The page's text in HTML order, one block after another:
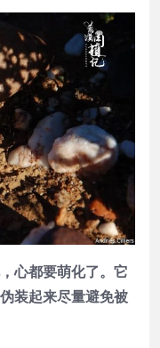
心都要萌化了。它
装起来尽量避免被